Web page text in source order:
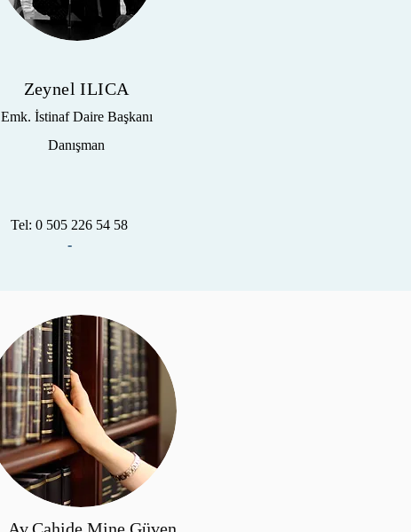
Zeynel ILICA
Emk. İstinaf Daire Başkanı
Danışman
Tel: 0 505 226 54 58
-